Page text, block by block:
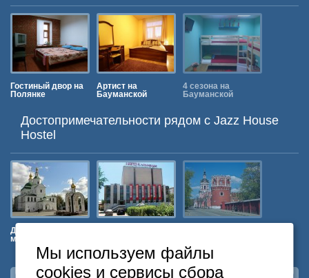
Гостиный двор на
Полянке
Артист на
Бауманской
4 сезона на
Бауманской
Достопримечательности рядом c Jazz House
Hostel
Данилов
монастырь
Мы используем файлы
cookies и сервисы сбора